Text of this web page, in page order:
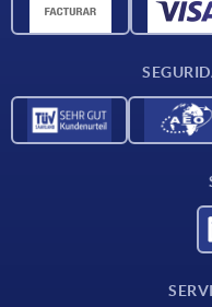
Materiales